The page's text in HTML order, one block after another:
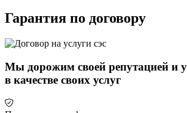
Гарантия по договору
Мы дорожим своей репутацией и
в качестве своих услуг